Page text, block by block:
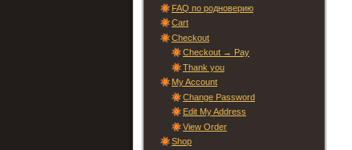
FAQ по родноверию
Cart
Checkout
Checkout → Pay
Thank you
My Account
Change Password
Edit My Address
View Order
Shop